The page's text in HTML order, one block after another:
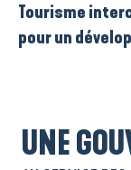
Tourisme
pour un
UNE